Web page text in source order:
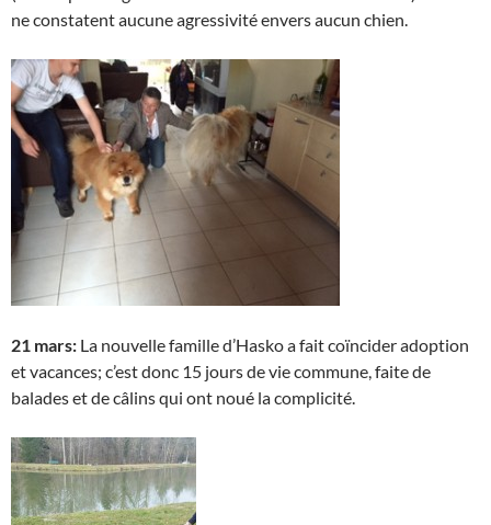
ne constatent aucune agressivité envers aucun chien.
21 mars: La nouvelle famille d’Hasko a fait coïncider adoption
et vacances; c’est donc 15 jours de vie commune, faite de
balades et de câlins qui ont noué la complicité.